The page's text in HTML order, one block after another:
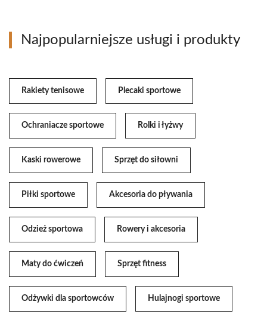
Najpopularniejsze usługi i produkty
Rakiety tenisowe Plecaki sportowe
Ochraniacze sportowe Rolki i łyżwy
Kaski rowerowe Sprzęt do siłowni
Piłki sportowe Akcesoria do pływania
Odzież sportowa Rowery i akcesoria
Maty do ćwiczeń Sprzęt fitness
Odżywki dla sportowców Hulajnogi sportowe